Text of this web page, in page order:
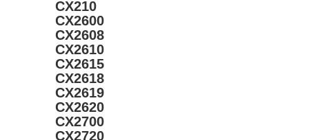
CX210
CX2600
CX2608
CX2610
CX2615
CX2618
CX2619
CX2620
CX2700
CX2720